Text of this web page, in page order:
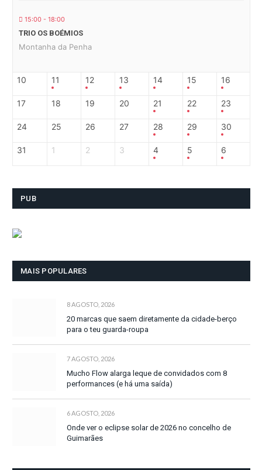
15:00 - 18:00
TRIO OS BOÉMIOS
Montanha da Penha
10 11 12 13 14 15 16
17 18 19 20 21 22 23
24 25 26 27 28 29 30
31 1 2 3 4 5 6
PUB
MAIS POPULARES
8 AGOSTO, 2026
20 marcas que saem diretamente da cidade-berço
para o teu guarda-roupa
7 AGOSTO, 2026
Mucho Flow alarga leque de convidados com 8
performances (e há uma saída)
6 AGOSTO, 2026
Onde ver o eclipse solar de 2026 no concelho de
Guimarães